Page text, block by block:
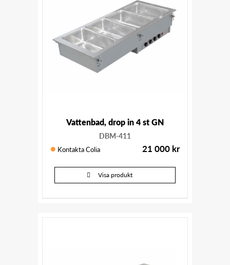
Vattenbad, drop in 4 st GN
DBM-411
Kontakta Colia 21 000 kr
Visa produkt